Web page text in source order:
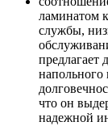
ламинатом
службы,
предлагает
напольного
что он
надежной